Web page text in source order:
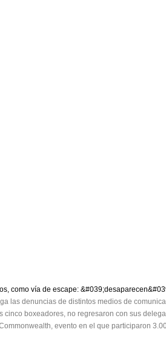
como vía de escape:
las denuncias de distintos medios de
cinco boxeadores, no regresaron con sus
evento en el que participaron